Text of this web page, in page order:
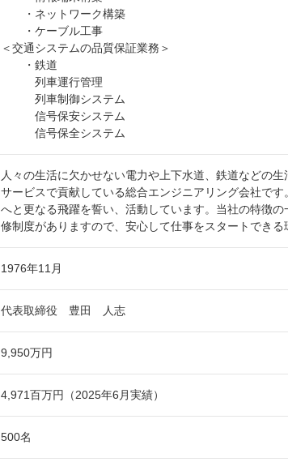
・ネットワーク構築
・ケーブル工事
＜交通システムの品質保証業務＞
・鉄道
列車運行管理
列車制御システム
信号保安システム
信号保全システム
人々の生活に欠かせない電力や上下水道、鉄道などの
サービスで貢献している総合エンジニアリング会社で
へと更なる飛躍を誓い、活動しています。当社の特徴
修制度がありますので、安心して仕事をスタートできる
1976年11月
代表取締役 豊田 人志
9,950万円
4,971百万円（2025年6月実績）
500名